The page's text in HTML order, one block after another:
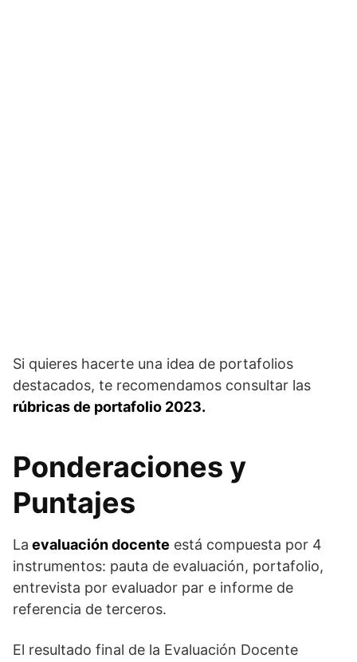
Si quieres hacerte una idea de portafolios
destacados, te recomendamos consultar las
rúbricas de portafolio 2023.
Ponderaciones y
Puntajes
La evaluación docente está compuesta por 4
instrumentos: pauta de evaluación, portafolio,
entrevista por evaluador par e informe de
referencia de terceros.
El resultado final de la Evaluación Docente